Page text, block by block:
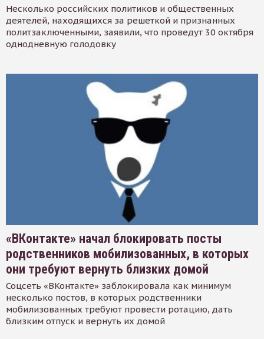
Несколько российских политиков и общественных
деятелей, находящихся за решеткой и признанных
политзаключенными, заявили, что проведут 30 октября
однодневную голодовку
«ВКонтакте» начал блокировать посты
родственников мобилизованных, в которых
они требуют вернуть близких домой
Соцсеть «ВКонтакте» заблокировала как минимум
несколько постов, в которых родственники
мобилизованных требуют провести ротацию, дать
близким отпуск и вернуть их домой